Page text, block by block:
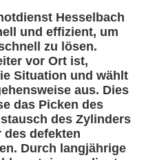
Hesselbach
und effizient, um
zu lösen.
vor Ort ist,
Situation und wählt
aus. Dies
das Picken des
des Zylinders
des defekten
Durch langjährige